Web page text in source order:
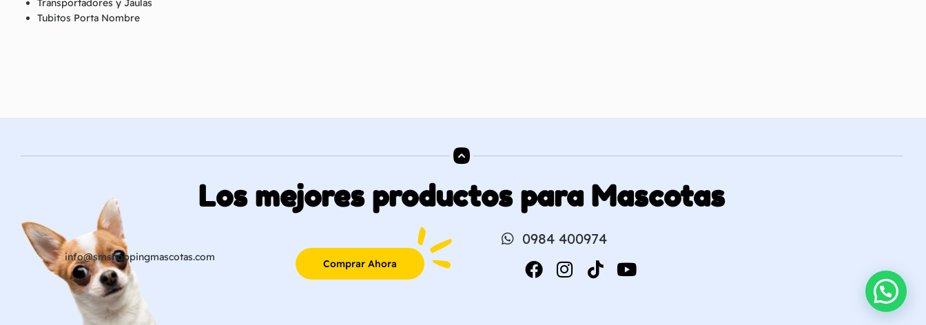
Transportadores y Jaulas
Tubitos Porta Nombre
Los mejores productos para Mascotas
info@smshoppingmascotas.com
Comprar Ahora
0984 400974